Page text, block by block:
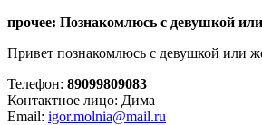
прочее: Познакомлюсь с девушкой
Привет познакомлюсь с девушкой или
Телефон: 89099809083
Контактное лицо: Дима
Email: igor.molnia@mail.ru